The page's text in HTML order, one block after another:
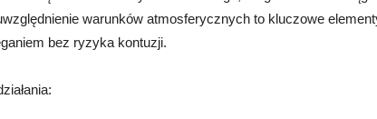
warunków atmosferycznych to kluczowe
bez ryzyka kontuzji.